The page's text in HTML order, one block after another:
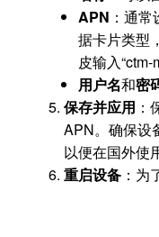
APN ：通
据卡片类型
皮输入“ctm-
用户名和密
保存并应用
APN。确保设
以便在国外使
重启设备：为